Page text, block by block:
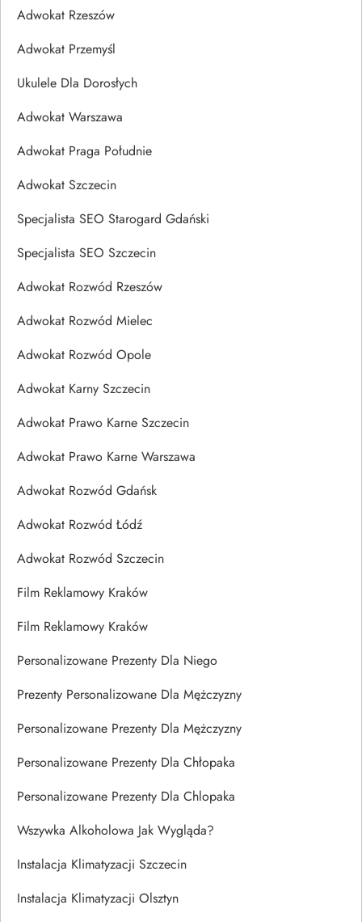
Adwokat Rzeszów
Adwokat Przemyśl
Ukulele Dla Dorosłych
Adwokat Warszawa
Adwokat Praga Południe
Adwokat Szczecin
Specjalista SEO Starogard Gdański
Specjalista SEO Szczecin
Adwokat Rozwód Rzeszów
Adwokat Rozwód Mielec
Adwokat Rozwód Opole
Adwokat Karny Szczecin
Adwokat Prawo Karne Szczecin
Adwokat Prawo Karne Warszawa
Adwokat Rozwód Gdańsk
Adwokat Rozwód Łódź
Adwokat Rozwód Szczecin
Film Reklamowy Kraków
Film Reklamowy Kraków
Personalizowane Prezenty Dla Niego
Prezenty Personalizowane Dla Mężczyzny
Personalizowane Prezenty Dla Mężczyzny
Personalizowane Prezenty Dla Chłopaka
Personalizowane Prezenty Dla Chlopaka
Wszywka Alkoholowa Jak Wygląda?
Instalacja Klimatyzacji Szczecin
Instalacja Klimatyzacji Olsztyn